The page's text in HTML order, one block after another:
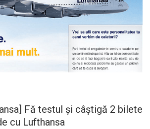
Fă testul şi câştigă 2 bilete
cu Lufthansa